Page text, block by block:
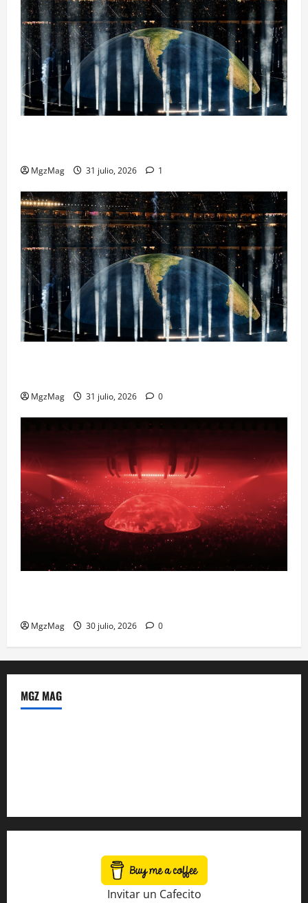
MgzMag 31 julio, 2026 1
MgzMag 31 julio, 2026 0
MgzMag 30 julio, 2026 0
MGZ MAG
Invitar un Cafecito